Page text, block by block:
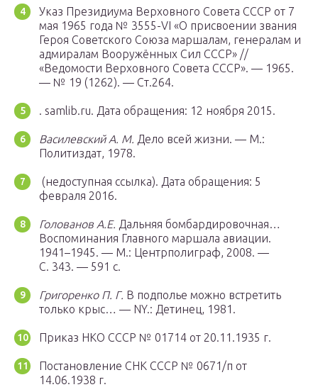
Указ Президиума Верховного Совета СССР от 7
мая 1965 года № 3555-VI «О присвоении звания
Героя Советского Союза маршалам, генералам и
адмиралам Вооружённых Сил СССР» //
«Ведомости Верховного Совета СССР». — 1965.
— № 19 (1262). — Ст.264.
. samlib.ru. Дата обращения: 12 ноября 2015.
Василевский А. М. Дело всей жизни. — М.:
Политиздат, 1978.
(недоступная ссылка). Дата обращения: 5
февраля 2016.
Голованов А.Е. Дальняя бомбардировочная…
Воспоминания Главного маршала авиации.
1941–1945. — М.: Центрполиграф, 2008. —
С. 343. — 591 с.
Григоренко П. Г. В подполье можно встретить
только крыс… — NY.: Детинец, 1981.
Приказ НКО СССР № 01714 от 20.11.1935 г.
Постановление СНК СССР № 0671/п от
14.06.1938 г.